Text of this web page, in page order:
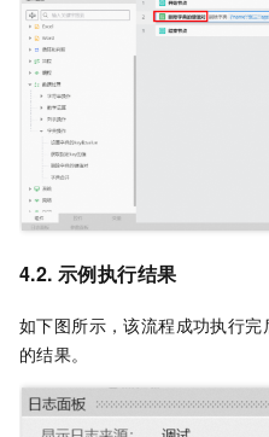
4.2. 示例执行结果
如下图所示，该流程成功执行
的结果。